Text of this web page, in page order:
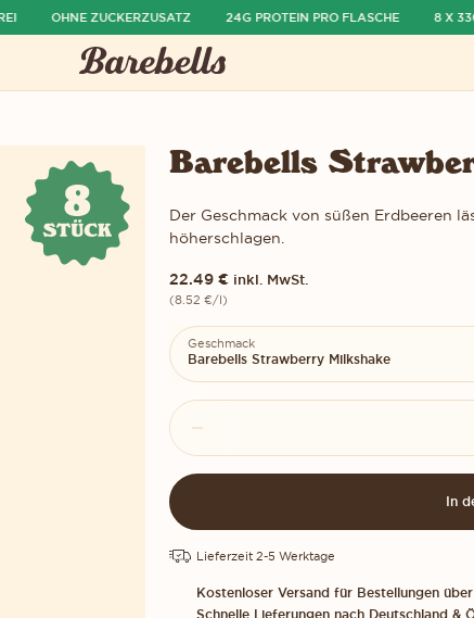
OHNE ZUCKERZUSATZ 24G PROTEIN PRO FLASCHE 8 X
Barebells
Der Geschmack von süßen Erdbeeren
höherschlagen.
22.49 € inkl. MwSt.
(8.52 €/l)
Geschmack
Barebells Strawberry Milkshake
Barebells
Strawberry
Milkshake
Menge
In
Lieferzeit 2-5 Werktage
Kostenloser Versand für Bestellungen